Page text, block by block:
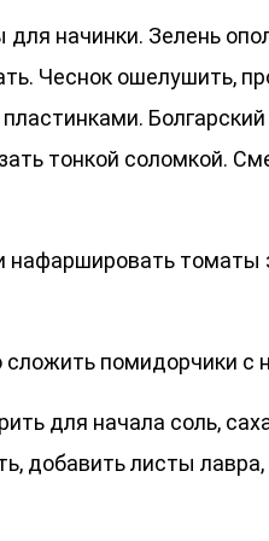
начинки. Зелень
Чеснок ошелушить,
Болгарский
тонкой соломкой.
томаты
сложить помидорчики с
для начала соль,
добавить листы